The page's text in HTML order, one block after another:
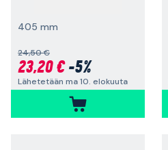
405 mm
24,50 €
23,20 €-5%
Lähetetään ma 10. elokuuta